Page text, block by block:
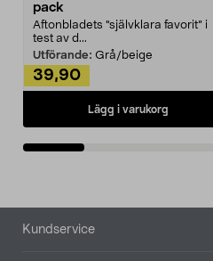
pack
Aftonbladets "självklara favorit” i
test av d...
Utförande: Grå/beige
39,90
Lägg i varukorg
Sidfot
Kundservice